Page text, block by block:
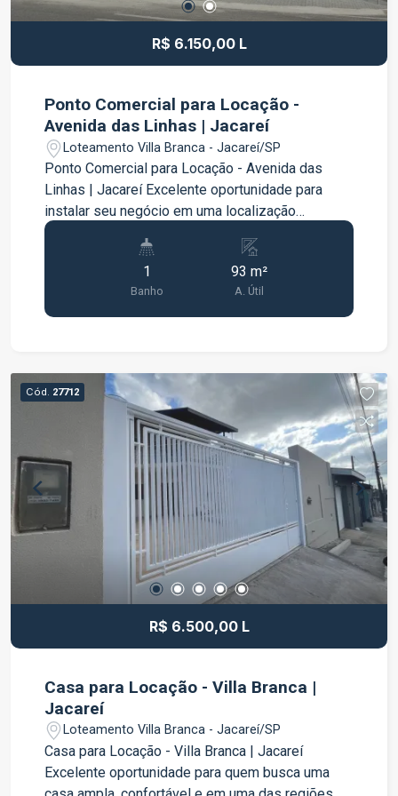
R$ 6.150,00 L
Ponto Comercial para Locação -
Avenida das Linhas | Jacareí
Loteamento Villa Branca - Jacareí/SP
Ponto Comercial para Locação - Avenida das
Linhas | Jacareí Excelente oportunidade para
instalar seu negócio em uma localização
estratégica e com grande potencial comercial. O
imóvel possui 93 m² de área térrea, oferecendo
um espaço amplo, funcional e versátil, ideal para
lojas, escritórios, consultórios, serviços e
diversos segmentos comerciais. Localizado na
clientes, colaboradores e fornecedores. Uma
excelente opção para quem busca um espaço
comercial bem localizado e pronto para receber
informações e agende uma visita.
1
Banho
93 m²
A. Útil
Cód. 27712
R$ 6.500,00 L
Casa para Locação - Villa Branca |
Jacareí
Loteamento Villa Branca - Jacareí/SP
Casa para Locação - Villa Branca | Jacareí
Excelente oportunidade para quem busca uma